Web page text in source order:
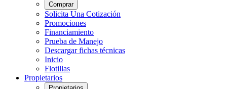
Comprar
Solicita Una Cotización
Promociones
Financiamiento
Prueba de Manejo
Descargar fichas técnicas
Inicio
Flotillas
Propietarios